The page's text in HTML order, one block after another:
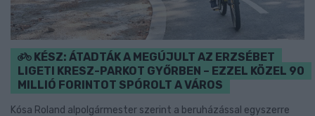
KÉSZ: ÁTADTÁK A MEGÚJULT AZ ERZSÉBET
LIGETI KRESZ-PARKOT GYŐRBEN – EZZEL KÖZEL 90
MILLIÓ FORINTOT SPÓROLT A VÁROS
Kósa Roland alpolgármester szerint a beruházással egyszerre